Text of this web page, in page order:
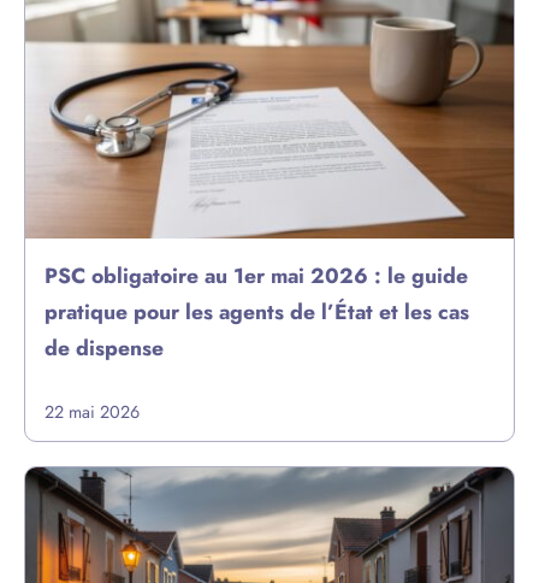
PSC obligatoire au 1er mai 2026 : le guide
pratique pour les agents de l’État et les cas
de dispense
22 mai 2026